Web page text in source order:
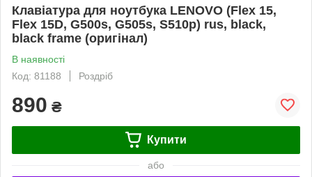
Клавіатура для ноутбука LENOVO (Flex 15,
Flex 15D, G500s, G505s, S510p) rus, black,
black frame (оригінал)
В наявності
Код: 81188
Роздріб
890 ₴
Купити
або